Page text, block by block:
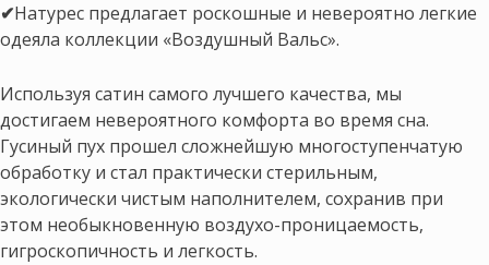
✔Натурес предлагает роскошные и невероятно легкие
одеяла коллекции «Воздушный Вальс».
Используя сатин самого лучшего качества, мы
достигаем невероятного комфорта во время сна.
Гусиный пух прошел сложнейшую многоступенчатую
обработку и стал практически стерильным,
экологически чистым наполнителем, сохранив при
этом необыкновенную воздухо-проницаемость,
гигроскопичность и легкость.